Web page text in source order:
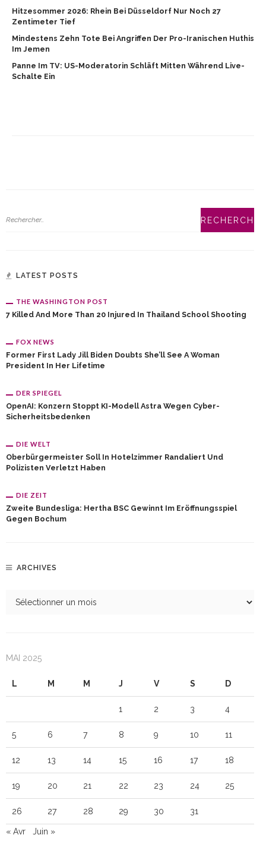
Hitzesommer 2026: Rhein Bei Düsseldorf Nur Noch 27
Zentimeter Tief
Mindestens Zehn Tote Bei Angriffen Der Pro-Iranischen Huthis
Im Jemen
Panne Im TV: US-Moderatorin Schläft Mitten Während Live-
Schalte Ein
LATEST POSTS
THE WASHINGTON POST
7 Killed And More Than 20 Injured In Thailand School Shooting
FOX NEWS
Former First Lady Jill Biden Doubts She’ll See A Woman
President In Her Lifetime
DER SPIEGEL
OpenAI: Konzern Stoppt KI-Modell Astra Wegen Cyber-
Sicherheitsbedenken
DIE WELT
Oberbürgermeister Soll In Hotelzimmer Randaliert Und
Polizisten Verletzt Haben
DIE ZEIT
Zweite Bundesliga: Hertha BSC Gewinnt Im Eröffnungsspiel
Gegen Bochum
ARCHIVES
MAI 2025
L M M J V S D
1 2 3 4
5 6 7 8 9 10 11
12 13 14 15 16 17 18
19 20 21 22 23 24 25
26 27 28 29 30 31
« Avr Juin »